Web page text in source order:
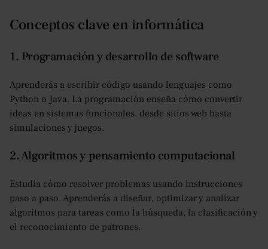
Conceptos clave en informática
1. Programación y desarrollo de software
Aprenderás a escribir código usando lenguajes como
Python o Java. La programación enseña cómo convertir
ideas en sistemas funcionales, desde sitios web hasta
simulaciones y juegos.
2. Algoritmos y pensamiento computacional
Estudia cómo resolver problemas usando instrucciones
paso a paso. Aprenderás a diseñar, optimizar y analizar
algoritmos para tareas como la búsqueda, la clasificación y
el reconocimiento de patrones.